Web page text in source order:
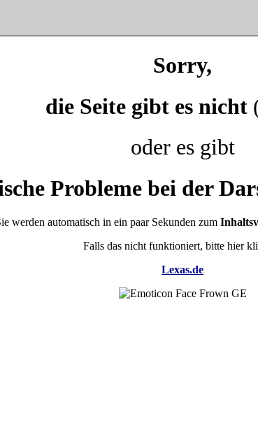
Sorry,
die Seite gibt es nicht
oder es gibt
Probleme bei der
werden automatisch in ein paar Sekunden zum
Falls das nicht funktioniert, bitte hier
Lexas.de